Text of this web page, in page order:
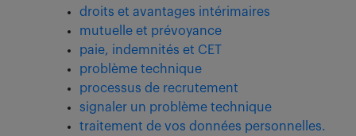
droits et avantages intérimaires
mutuelle et prévoyance
paie, indemnités et CET
problème technique
processus de recrutement
signaler un problème technique
traitement de vos données personnelles.